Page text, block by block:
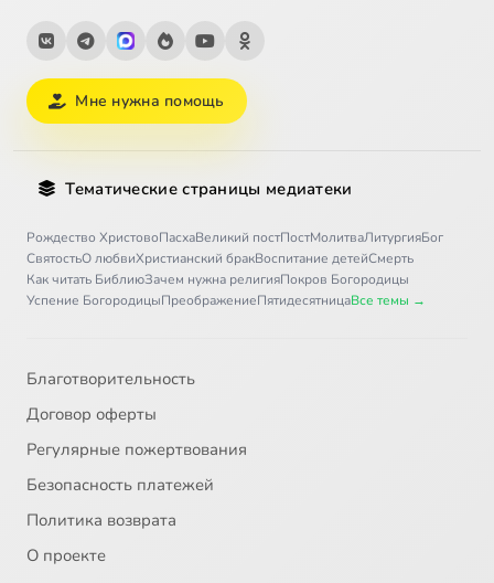
Мне нужна помощь
Тематические страницы медиатеки
Рождество ХристовоПасхаВеликий постПостМолитваЛитургияБог
СвятостьО любвиХристианский бракВоспитание детейСмерть
Как читать БиблиюЗачем нужна религияПокров Богородицы
Успение БогородицыПреображениеПятидесятницаВсе темы →
Благотворительность
Договор оферты
Регулярные пожертвования
Безопасность платежей
Политика возврата
О проекте